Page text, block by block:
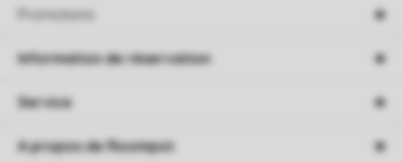
Promotions
Information de réservation
Service
A propos de Roompot